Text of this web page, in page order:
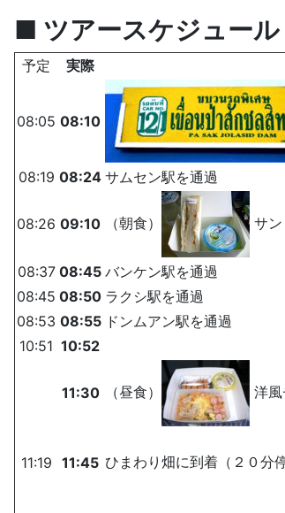
■ ツアースケジュール
予定 実際
08:05 08:10
08:19 08:24 サムセン駅を通過
08:26 09:10 （朝食） サ
08:37 08:45 バンケン駅を通過
08:45 08:50 ラクシ駅を通過
08:53 08:55 ドンムアン駅を通過
10:51 10:52
11:30 （昼食） 洋
11:19 11:45 ひまわり畑に到着（２０分